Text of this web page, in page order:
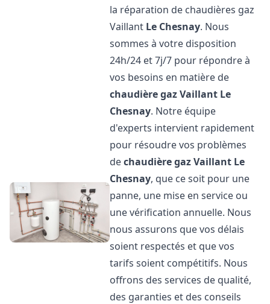
la réparation de chaudières gaz
Vaillant Le Chesnay. Nous
sommes à votre disposition
24h/24 et 7j/7 pour répondre à
vos besoins en matière de
chaudière gaz Vaillant Le
Chesnay. Notre équipe
d'experts intervient rapidement
pour résoudre vos problèmes
dechaudière gaz Vaillant Le
Chesnay, que ce soit pour une
panne, une mise en service ou
une vérification annuelle. Nous
nous assurons que vos délais
soient respectés et que vos
tarifs soient compétitifs. Nous
offrons des services de qualité,
des garanties et des conseils